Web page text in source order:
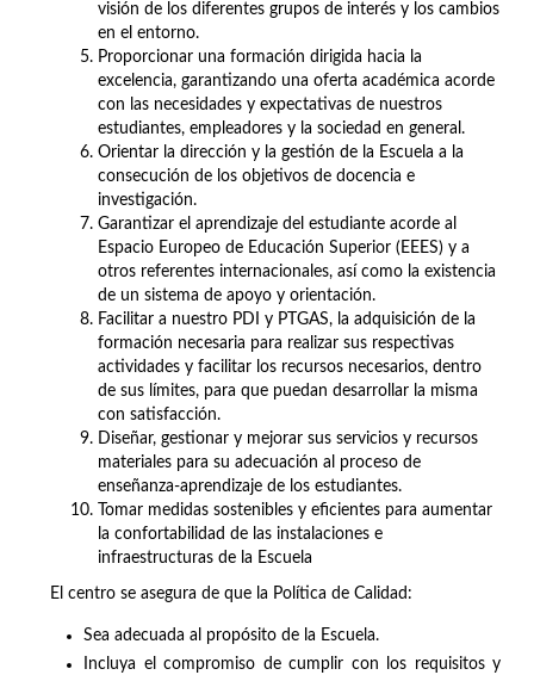
visión de los diferentes grupos de interés y los cambios
en el entorno.
Proporcionar una formación dirigida hacia la
excelencia, garantizando una oferta académica acorde
con las necesidades y expectativas de nuestros
estudiantes, empleadores y la sociedad en general.
Orientar la dirección y la gestión de la Escuela a la
consecución de los objetivos de docencia e
investigación.
Garantizar el aprendizaje del estudiante acorde al
Espacio Europeo de Educación Superior (EEES) y a
otros referentes internacionales, así como la existencia
de un sistema de apoyo y orientación.
Facilitar a nuestro PDI y PTGAS, la adquisición de la
formación necesaria para realizar sus respectivas
actividades y facilitar los recursos necesarios, dentro
de sus límites, para que puedan desarrollar la misma
con satisfacción.
Diseñar, gestionar y mejorar sus servicios y recursos
materiales para su adecuación al proceso de
enseñanza-aprendizaje de los estudiantes.
Tomar medidas sostenibles y eficientes para aumentar
la confortabilidad de las instalaciones e
infraestructuras de la Escuela
El centro se asegura de que la Política de Calidad:
Sea adecuada al propósito de la Escuela.
Incluya el compromiso de cumplir con los requisitos y